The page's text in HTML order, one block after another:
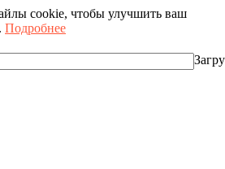
cookie, чтобы улучшить ваш
Подробнее